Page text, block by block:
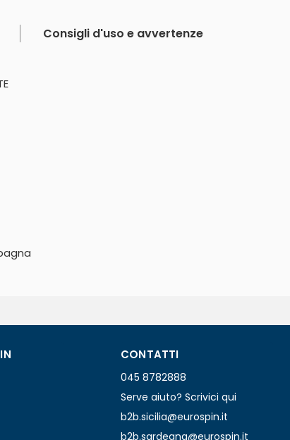
Consigli d'uso e avvertenze
CONTATTI
045 8782888
Serve aiuto? Scrivici qui
b2b.sicilia@eurospin.it
b2b.sardegna@eurospin.it